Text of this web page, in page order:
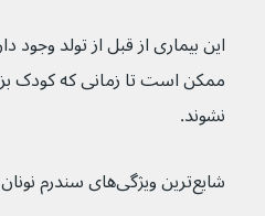
این بیماری از قبل از تولد وجود
ممکن است تا زمانی که کودک
نشوند.
شایع‌ترین ویژگی‌های سندرم نونان عبارتند از: